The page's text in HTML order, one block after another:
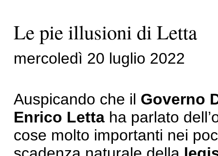
Le pie illusioni di Letta
mercoledì 20 luglio 2022
Auspicando che il Governo
Enrico Letta ha parlato
cose molto importanti nei